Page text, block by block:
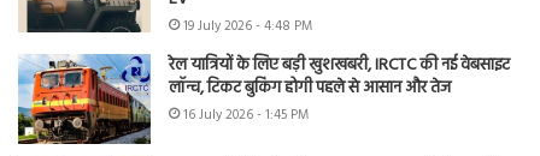
19 July 2026 - 4:48 PM
रेल यात्रियों के लिए बड़ी खुशखबरी, IRCTC की नई वेबसाइट
लॉन्च, टिकट बुकिंग होगी पहले से आसान और तेज
16 July 2026 - 1:45 PM